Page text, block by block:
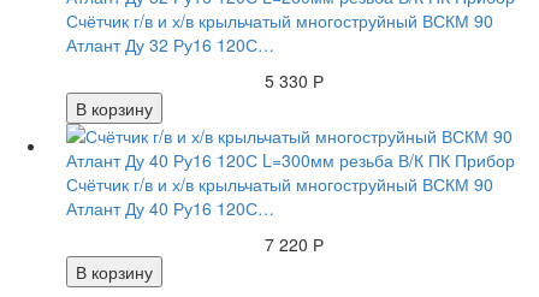
Счётчик г/в и х/в крыльчатый многоструйный ВСКМ 90
Атлант Ду 32 Ру16 120С…
5 330 Р
В корзину
Счётчик г/в и х/в крыльчатый многоструйный ВСКМ 90
Атлант Ду 40 Ру16 120С…
7 220 Р
В корзину